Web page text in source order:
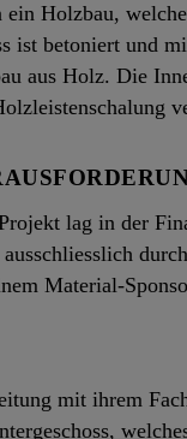
Holzbau,
ist betoniert und
aus Holz. Die
lag in der
Material-
mit ihrem